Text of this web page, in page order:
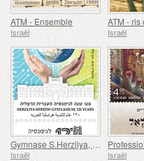
ATM - Ensemble
Israël
ATM - ris
Israël
Gymnase S.Herzliya, 120 Ans
Israël Israël